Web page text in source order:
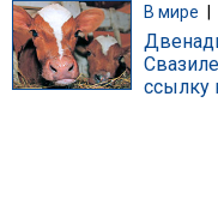
В мире
ссылку